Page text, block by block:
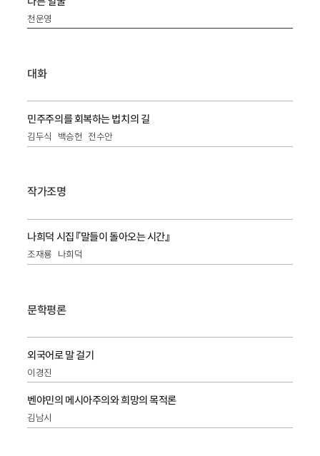
천운영
대화
민주주의를 회복하는 법치의 길
김두식 백승헌 전수안
작가조명
나희덕 시집 『말들이 돌아오는 시간』
조재룡 나희덕
문학평론
외국어로 말 걸기
이경진
벤야민의 메시아주의와 희망의 목적론
김남시